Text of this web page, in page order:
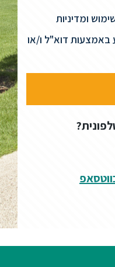
ומדיניות
דוא"ל ו/או